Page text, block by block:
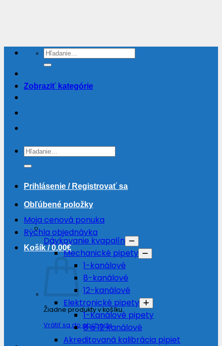
Hľadať:
Prihlásenie / Registrovať sa
Obľúbené položky
Moja cenová ponuka
Rýchla objednávka
Košík /0.00€
Žiadne produkty v košíku.
Vrátiť sa do obchodu
Hľadať:
Zobraziť kategórie
Dávkovanie kvapalín
Mechanické pipety
1-kanálové
8-kanálové
12-kanálové
Elektronické pipety
1-Kanálové pipety
8 a 12 Kanálové
Akreditovaná kalibrácia pipiet